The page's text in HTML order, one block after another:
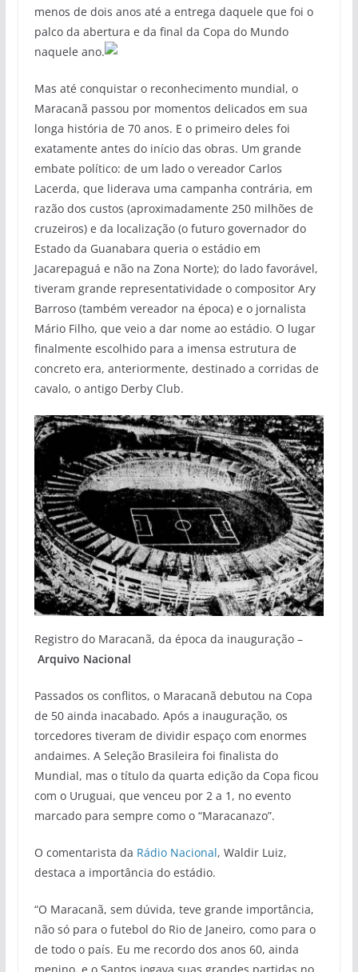
menos de dois anos até a entrega daquele que foi o
palco da abertura e da final da Copa do Mundo
naquele ano.
Mas até conquistar o reconhecimento mundial, o
Maracanã passou por momentos delicados em sua
longa história de 70 anos. E o primeiro deles foi
exatamente antes do início das obras. Um grande
embate político: de um lado o vereador Carlos
Lacerda, que liderava uma campanha contrária, em
razão dos custos (aproximadamente 250 milhões de
cruzeiros) e da localização (o futuro governador do
Estado da Guanabara queria o estádio em
Jacarepaguá e não na Zona Norte); do lado favorável,
tiveram grande representatividade o compositor Ary
Barroso (também vereador na época) e o jornalista
Mário Filho, que veio a dar nome ao estádio. O lugar
finalmente escolhido para a imensa estrutura de
concreto era, anteriormente, destinado a corridas de
cavalo, o antigo Derby Club.
Registro do Maracanã, da época da inauguração –
Arquivo Nacional
Passados os conflitos, o Maracanã debutou na Copa
de 50 ainda inacabado. Após a inauguração, os
torcedores tiveram de dividir espaço com enormes
andaimes. A Seleção Brasileira foi finalista do
Mundial, mas o título da quarta edição da Copa ficou
com o Uruguai, que venceu por 2 a 1, no evento
marcado para sempre como o “Maracanazo”.
O comentarista da Rádio Nacional, Waldir Luiz,
destaca a importância do estádio.
“O Maracanã, sem dúvida, teve grande importância,
não só para o futebol do Rio de Janeiro, como para o
de todo o país. Eu me recordo dos anos 60, ainda